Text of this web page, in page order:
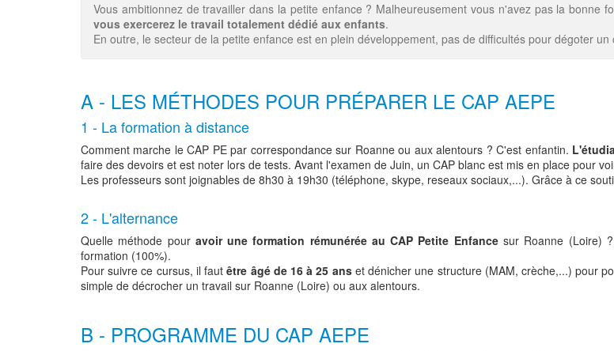
Vous ambitionnez de travailler dans la petite enfance ? Malheureusement vous n'avez pas la bonne
vous exercerez le travail totalement dédié aux enfants.
En outre, le secteur de la petite enfance est en plein développement, pas de difficultés pour dégoter un
A - LES MÉTHODES POUR PRÉPARER LE CAP AEPE
1 - La formation à distance
Comment marche le CAP PE par correspondance sur Roanne ou aux alentours ? C'est enfantin.
faire des devoirs et est noter lors de tests. Avant l'examen de Juin, un CAP blanc est mis en place pour
Les professeurs sont joignables de 8h30 à 19h30 (téléphone, skype, reseaux sociaux,...). Grâce à ce
2 - L'alternance
Quelle méthode pour avoir une formation rémunérée au CAP Petite Enfancesur Roanne (Loire)
formation (100%).
Pour suivre ce cursus, il fautêtre âgé de 16 à 25 anset dénicher une structure (MAM, crèche,...) pour
simple de décrocher un travail sur Roanne (Loire) ou aux alentours.
B - PROGRAMME DU CAP AEPE